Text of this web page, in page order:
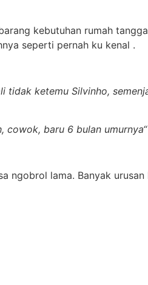
kebutuhan rumah
seperti pernah ku kenal .
ketemu Silvinho,
cowok, baru 6 bulan
ngobrol lama. Banyak